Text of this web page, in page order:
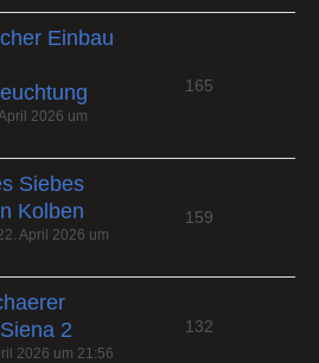
Einbau
2026 um
165
Siebes
Kolben
April 2026 um
159
2
2026 um 21:56
132